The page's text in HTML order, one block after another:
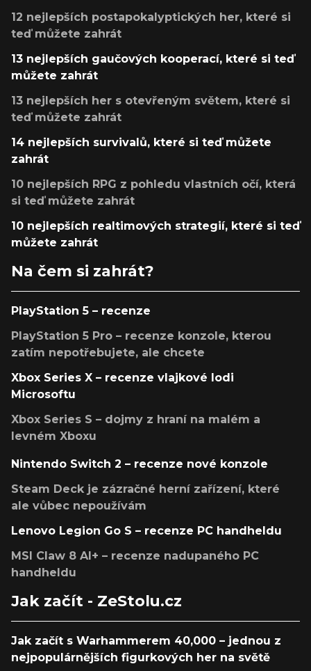
12 nejlepších postapokalyptických her, které si
teď můžete zahrát
13 nejlepších gaučových kooperací, které si teď
můžete zahrát
13 nejlepších her s otevřeným světem, které si
teď můžete zahrát
14 nejlepších survivalů, které si teď můžete
zahrát
10 nejlepších RPG z pohledu vlastních očí, která
si teď můžete zahrát
10 nejlepších realtimových strategií, které si teď
můžete zahrát
Na čem si zahrát?
PlayStation 5 – recenze
PlayStation 5 Pro – recenze konzole, kterou
zatím nepotřebujete, ale chcete
Xbox Series X – recenze vlajkové lodi
Microsoftu
Xbox Series S – dojmy z hraní na malém a
levném Xboxu
Nintendo Switch 2 – recenze nové konzole
Steam Deck je zázračné herní zařízení, které
ale vůbec nepoužívám
Lenovo Legion Go S – recenze PC handheldu
MSI Claw 8 AI+ – recenze nadupaného PC
handheldu
Jak začít - ZeStolu.cz
Jak začít s Warhammerem 40,000 – jednou z
nejpopulárnějších figurkových her na světě